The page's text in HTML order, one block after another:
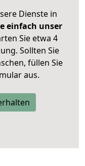
Dienste in
einfach unser
Sie etwa 4
Sollten Sie
füllen Sie
aus.